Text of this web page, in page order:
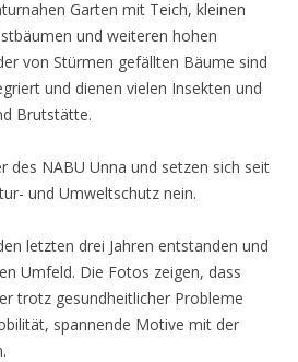
Garten mit Teich, kleinen
und weiteren hohen
von Stürmen gefällten Bäume sind
und dienen vielen Insekten und
Brutstätte.
des NABU Unna und setzen sich seit
und Umweltschutz nein.
letzten drei Jahren entstanden und
Umfeld. Die Fotos zeigen, dass
trotz gesundheitlicher Probleme
spannende Motive mit der